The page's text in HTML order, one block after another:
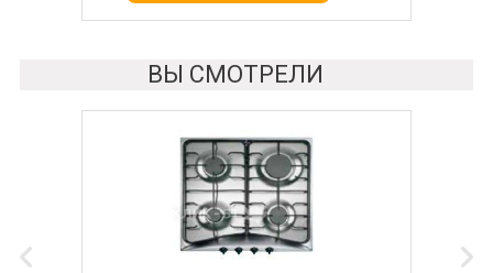
ВЫ СМОТРЕЛИ